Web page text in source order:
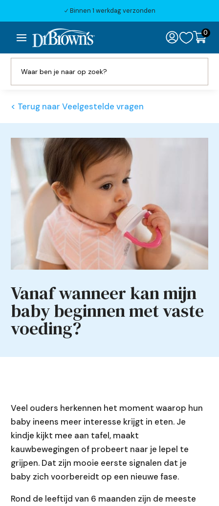
N Binnen 1 werkdag verzonden
 0
< Terug naar Veelgestelde vragen
Vanaf wanneer kan mijn
baby beginnen met vaste
voeding?
Veel ouders herkennen het moment waarop hun
baby ineens meer interesse krijgt in eten. Je
kindje kijkt mee aan tafel, maakt
kauwbewegingen of probeert naar je lepel te
grijpen. Dat zijn mooie eerste signalen dat je
baby zich voorbereidt op een nieuwe fase.
Rond de leeftijd van 6 maanden zijn de meeste